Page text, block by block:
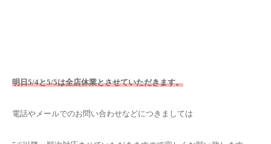
明日5/4と5/5は全店休業とさせていただきます。
電話やメールでのお問い合わせなどにつきましては